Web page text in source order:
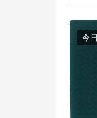
今